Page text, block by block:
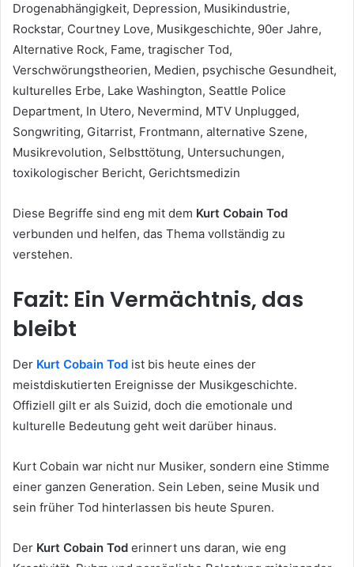
Drogenabhängigkeit, Depression, Musikindustrie,
Rockstar, Courtney Love, Musikgeschichte, 90er Jahre,
Alternative Rock, Fame, tragischer Tod,
Verschwörungstheorien, Medien, psychische Gesundheit,
kulturelles Erbe, Lake Washington, Seattle Police
Department, In Utero, Nevermind, MTV Unplugged,
Songwriting, Gitarrist, Frontmann, alternative Szene,
Musikrevolution, Selbsttötung, Untersuchungen,
toxikologischer Bericht, Gerichtsmedizin
Diese Begriffe sind eng mit dem Kurt Cobain Tod
verbunden und helfen, das Thema vollständig zu
verstehen.
Fazit: Ein Vermächtnis, das
bleibt
Der Kurt Cobain Tod ist bis heute eines der
meistdiskutierten Ereignisse der Musikgeschichte.
Offiziell gilt er als Suizid, doch die emotionale und
kulturelle Bedeutung geht weit darüber hinaus.
Kurt Cobain war nicht nur Musiker, sondern eine Stimme
einer ganzen Generation. Sein Leben, seine Musik und
sein früher Tod hinterlassen bis heute Spuren.
Der Kurt Cobain Tod erinnert uns daran, wie eng